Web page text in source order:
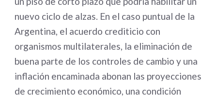
nuevo ciclo de alzas. En el caso puntual de la
Argentina, el acuerdo crediticio con
organismos multilaterales, la eliminación de
buena parte de los controles de cambio y una
inflación encaminada abonan las proyecciones
de crecimiento económico, una condición